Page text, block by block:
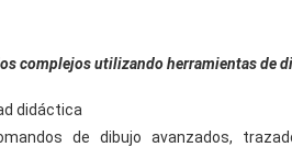
complejos utilizando herramientas de
didáctica
de dibujo avanzados,